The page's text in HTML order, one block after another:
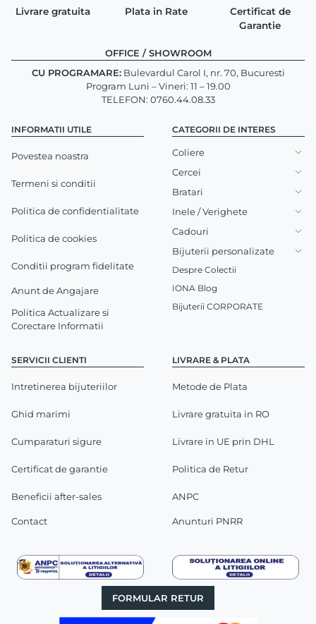
Livrare gratuita Plata in Rate
Certificat de
Garantie
INFORMATII UTILE
Povestea noastra
Termeni si conditii
Politica de confidentialitate
Politica de cookies
Conditii program fidelitate
Anunt de Angajare
Politica Actualizare si
Corectare Informatii
SERVICII CLIENTI
Intretinerea bijuteriilor
Ghid marimi
Cumparaturi sigure
Certificat de garantie
Beneficii after-sales
Contact
LIVRARE & PLATA
Metode de Plata
Livrare gratuita in RO
Livrare in UE prin DHL
Politica de Retur
ANPC
Anunturi PNRR
OFFICE / SHOWROOM
CU PROGRAMARE:Bulevardul Carol I, nr. 70, Bucuresti
Program Luni – Vineri: 11 – 19.00
TELEFON: 0760.44.08.33
CATEGORII DE INTERES
Coliere
Cercei
Bratari
Inele / Verighete
Cadouri
Bijuterii personalizate
Despre Colectii
IONA Blog
Bijuterii CORPORATE
FORMULAR RETUR